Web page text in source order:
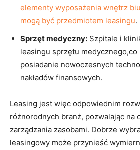
elementy wyposażenia wnętrz
mogą być‌ przedmiotem⁣ leasingu.
Sprzęt medyczny: Szpitale ⁣i
⁢leasingu sprzętu medycznego,co
posiadanie ⁢nowoczesnych
nakładów ​finansowych.
Leasing jest więc odpowiednim
różnorodnych branż,⁣ pozwalając ⁢na
zarządzania zasobami. Dobrze⁢
leasingowy​ może przynieść